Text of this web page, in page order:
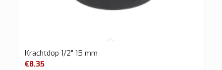
Krachtdop 1/2″ 15 mm
€8.35